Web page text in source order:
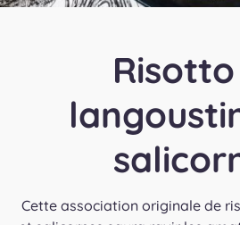
Cette association originale de